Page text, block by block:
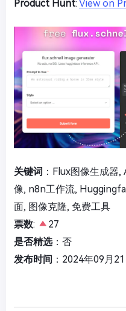
Product Hunt: View on
关键词 ：Flux图像生成器
像, n8n工作流,
面, 图像克隆, 免费工具
票数:
27
是否精选：否
发布时间 ：2024年09月